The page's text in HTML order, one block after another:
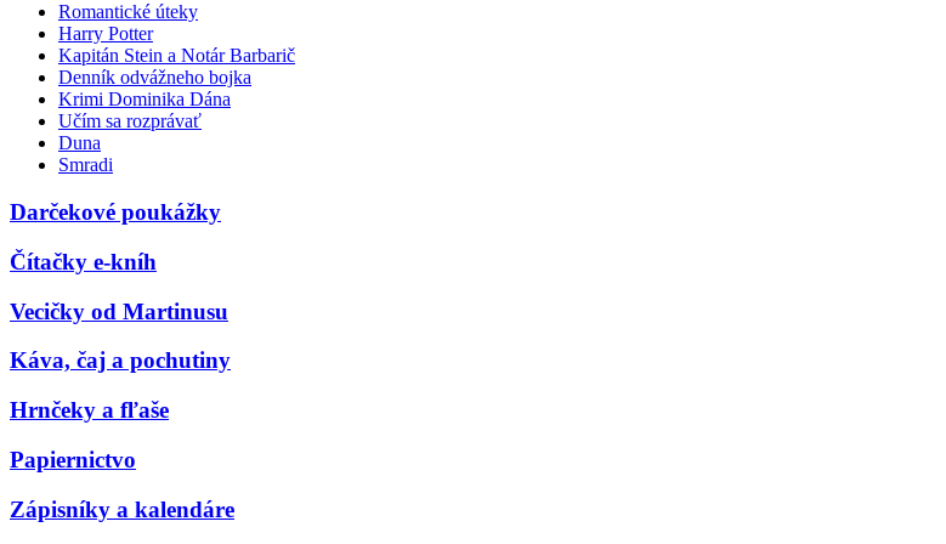
Romantické úteky
Harry Potter
Kapitán Stein a Notár Barbarič
Denník odvážneho bojka
Krimi Dominika Dána
Učím sa rozprávať
Duna
Smradi
Darčekové poukážky
Čítačky e-kníh
Vecičky od Martinusu
Káva, čaj a pochutiny
Hrnčeky a fľaše
Papiernictvo
Zápisníky a kalendáre